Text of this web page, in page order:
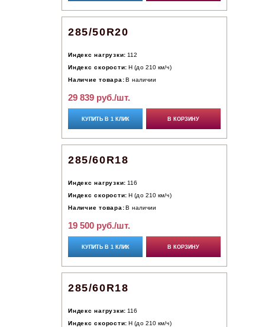
285/50R20
Индекс нагрузки: 112
Индекс скорости: H (до 210 км/ч)
Наличие товара: В наличии
29 839 руб./шт.
КУПИТЬ В 1 КЛИК В КОРЗИНУ
285/60R18
Индекс нагрузки: 116
Индекс скорости: H (до 210 км/ч)
Наличие товара: В наличии
19 500 руб./шт.
КУПИТЬ В 1 КЛИК В КОРЗИНУ
285/60R18
Индекс нагрузки: 116
Индекс скорости: H (до 210 км/ч)